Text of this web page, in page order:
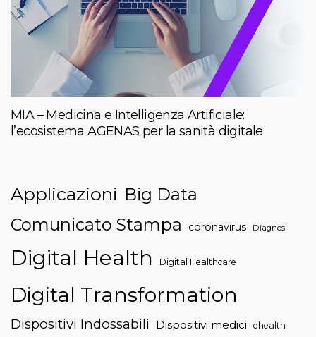
MIA – Medicina e Intelligenza Artificiale:
l’ecosistema AGENAS per la sanità digitale
Applicazioni Big Data
Comunicato Stampa
coronavirus Diagnosi
Digital Health Digital Healthcare
Digital Transformation
Dispositivi Indossabili Dispositivi medici ehealth